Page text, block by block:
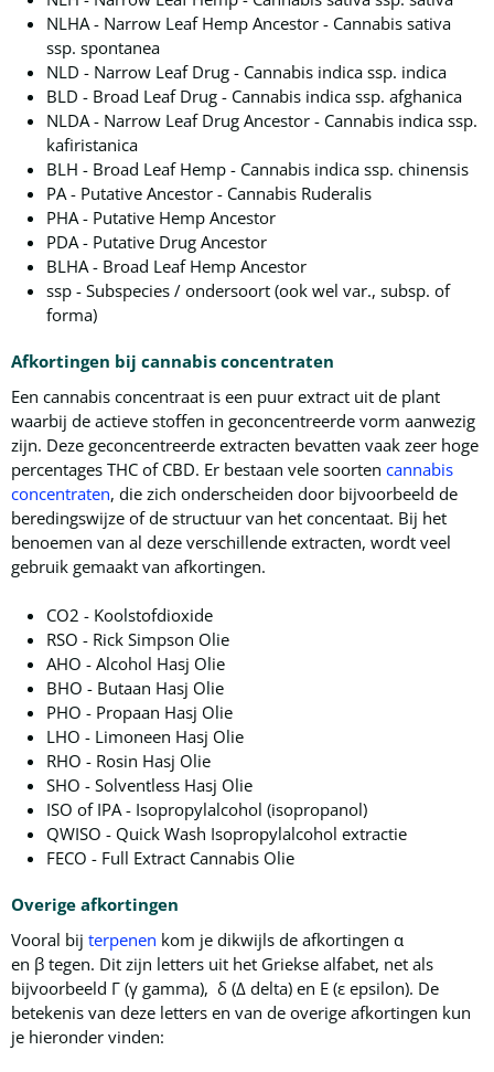
NLHA - Narrow Leaf Hemp Ancestor - Cannabis sativa
ssp. spontanea
NLD - Narrow Leaf Drug - Cannabis indica ssp. indica
BLD - Broad Leaf Drug - Cannabis indica ssp. afghanica
NLDA - Narrow Leaf Drug Ancestor - Cannabis indica ssp.
kafiristanica
BLH - Broad Leaf Hemp - Cannabis indica ssp. chinensis
PA - Putative Ancestor - Cannabis Ruderalis
PHA - Putative Hemp Ancestor
PDA - Putative Drug Ancestor
BLHA - Broad Leaf Hemp Ancestor
ssp - Subspecies / ondersoort (ook wel var., subsp. of
forma)
Afkortingen bij cannabis concentraten
Een cannabis concentraat is een puur extract uit de plant
waarbij de actieve stoffen in geconcentreerde vorm aanwezig
zijn. Deze geconcentreerde extracten bevatten vaak zeer hoge
percentages THC of CBD. Er bestaan vele soorten cannabis
concentraten, die zich onderscheiden door bijvoorbeeld de
beredingswijze of de structuur van het concentaat. Bij het
benoemen van al deze verschillende extracten, wordt veel
gebruik gemaakt van afkortingen.
CO2 - Koolstofdioxide
RSO - Rick Simpson Olie
AHO - Alcohol Hasj Olie
BHO - Butaan Hasj Olie
PHO - Propaan Hasj Olie
LHO - Limoneen Hasj Olie
RHO - Rosin Hasj Olie
SHO - Solventless Hasj Olie
ISO of IPA - Isopropylalcohol (isopropanol)
QWISO - Quick Wash Isopropylalcohol extractie
FECO - Full Extract Cannabis Olie
Overige afkortingen
Vooral bij terpenen kom je dikwijls de afkortingen α
en β tegen. Dit zijn letters uit het Griekse alfabet, net als
bijvoorbeeld Γ (γ gamma), δ (Δ delta) en Ε (ε epsilon). De
betekenis van deze letters en van de overige afkortingen kun
je hieronder vinden: